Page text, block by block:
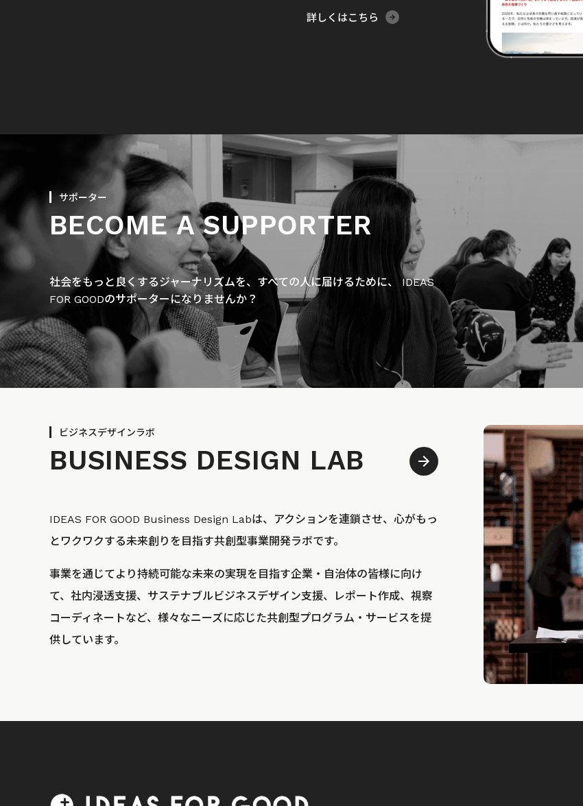
詳しくはこちら
サポーター
BECOME A SUPPORTER
社会をもっと良くするジャーナリズムを、すべての人に届けるために、 IDEAS
FOR GOODのサポーターになりませんか？
ビジネスデザインラボ
BUSINESS DESIGN LAB
IDEAS FOR GOOD Business Design Labは、アクションを連鎖させ、心がもっ
とワクワクする未来創りを目指す共創型事業開発ラボです。
事業を通じてより持続可能な未来の実現を目指す企業・自治体の皆様に向け
て、社内浸透支援、サステナブルビジネスデザイン支援、レポート作成、視察
コーディネートなど、様々なニーズに応じた共創型プログラム・サービスを提
供しています。